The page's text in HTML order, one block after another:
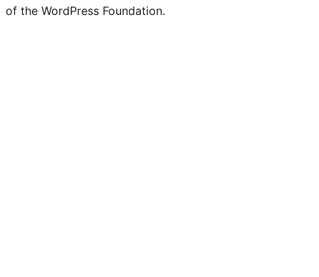
of the WordPress Foundation.